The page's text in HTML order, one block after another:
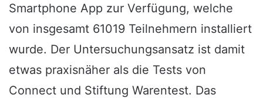
Smartphone App zur Verfügung, welche
von insgesamt 61019 Teilnehmern installiert
wurde. Der Untersuchungsansatz ist damit
etwas praxisnäher als die Tests von
Connect und Stiftung Warentest. Das